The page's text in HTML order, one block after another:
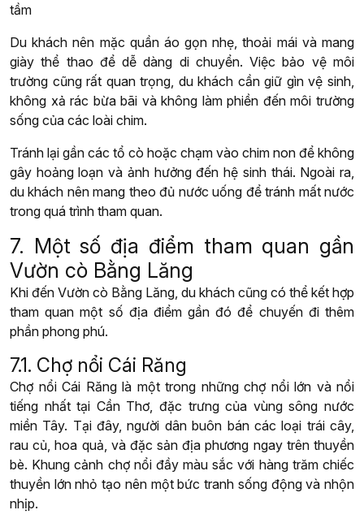
tầm
Du khách nên mặc quần áo gọn nhẹ, thoải mái và mang
giày thể thao để dễ dàng di chuyển. Việc bảo vệ môi
trường cũng rất quan trọng, du khách cần giữ gìn vệ sinh,
không xả rác bừa bãi và không làm phiền đến môi trường
sống của các loài chim.
Tránh lại gần các tổ cò hoặc chạm vào chim non để không
gây hoảng loạn và ảnh hưởng đến hệ sinh thái. Ngoài ra,
du khách nên mang theo đủ nước uống để tránh mất nước
trong quá trình tham quan.
7. Một số địa điểm tham quan gần
Vườn cò Bằng Lăng
Khi đến Vườn cò Bằng Lăng, du khách cũng có thể kết hợp
tham quan một số địa điểm gần đó để chuyến đi thêm
phần phong phú.
7.1. Chợ nổi Cái Răng
Chợ nổi Cái Răng là một trong những chợ nổi lớn và nổi
tiếng nhất tại Cần Thơ, đặc trưng của vùng sông nước
miền Tây. Tại đây, người dân buôn bán các loại trái cây,
rau củ, hoa quả, và đặc sản địa phương ngay trên thuyền
bè. Khung cảnh chợ nổi đầy màu sắc với hàng trăm chiếc
thuyền lớn nhỏ tạo nên một bức tranh sống động và nhộn
nhịp.